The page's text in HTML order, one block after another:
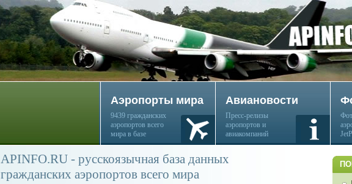
Аэропорты мира
9439 гражданских
аэропортов всего
мира в базе
Авиановости
Пресс-релизы
аэропортов и
авиакомпаний
APINFO.RU - русскоязычная база данных
гражданских аэропортов всего мира